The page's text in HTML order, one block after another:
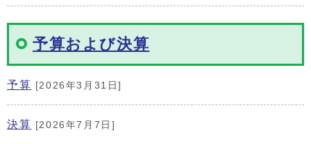
予算および決算
予算 [2026年3月31日]
決算 [2026年7月7日]